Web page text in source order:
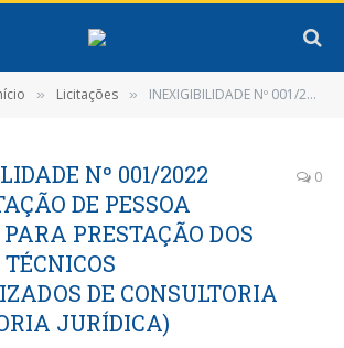
» Licitações » INEXIGIBILIDADE Nº 001/2022 (CONTRATAÇÃO DE PESSOA JURÍDICA PARA PRESTAÇÃO DOS SERVIÇOS TÉCNICOS ESPECIALIZADOS DE CONSULTORIA E ASSESSORIA JURÍDICA)
Nº 001/2022
DE PESSOA
PRESTAÇÃO DOS
DE CONSULTORIA
JURÍDICA)
0